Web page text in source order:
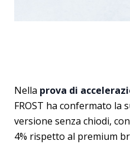
Nella prova di
FROST ha confermato la
versione senza chiodi,
4% rispetto al premium